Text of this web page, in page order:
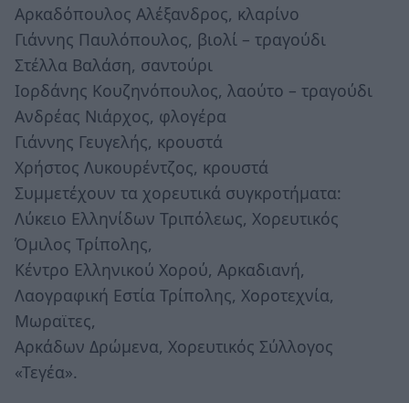
Αρκαδόπουλος Αλέξανδρος, κλαρίνο
Γιάννης Παυλόπουλος, βιολί – τραγούδι
Στέλλα Βαλάση, σαντούρι
Ιορδάνης Κουζηνόπουλος, λαούτο – τραγούδι
Ανδρέας Νιάρχος, φλογέρα
Γιάννης Γευγελής, κρουστά
Χρήστος Λυκουρέντζος, κρουστά
Συμμετέχουν τα χορευτικά συγκροτήματα:
Λύκειο Ελληνίδων Τριπόλεως, Χορευτικός
Όμιλος Τρίπολης,
Κέντρο Ελληνικού Χορού, Αρκαδιανή,
Λαογραφική Εστία Τρίπολης, Χοροτεχνία,
Μωραϊτες,
Αρκάδων Δρώμενα, Χορευτικός Σύλλογος
«Τεγέα».